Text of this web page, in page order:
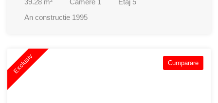
39.28 m² Camere 1 Etaj 5
An constructie 1995
Exclusiv Cumparare